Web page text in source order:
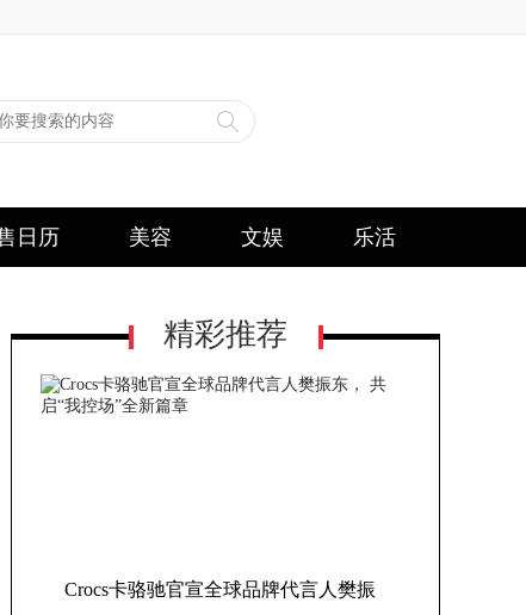
日历 美容 文娱 乐活
精彩推荐
丽人好商家如何被发现？这份指数给